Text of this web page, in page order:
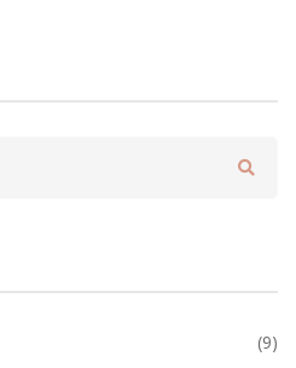
(9)